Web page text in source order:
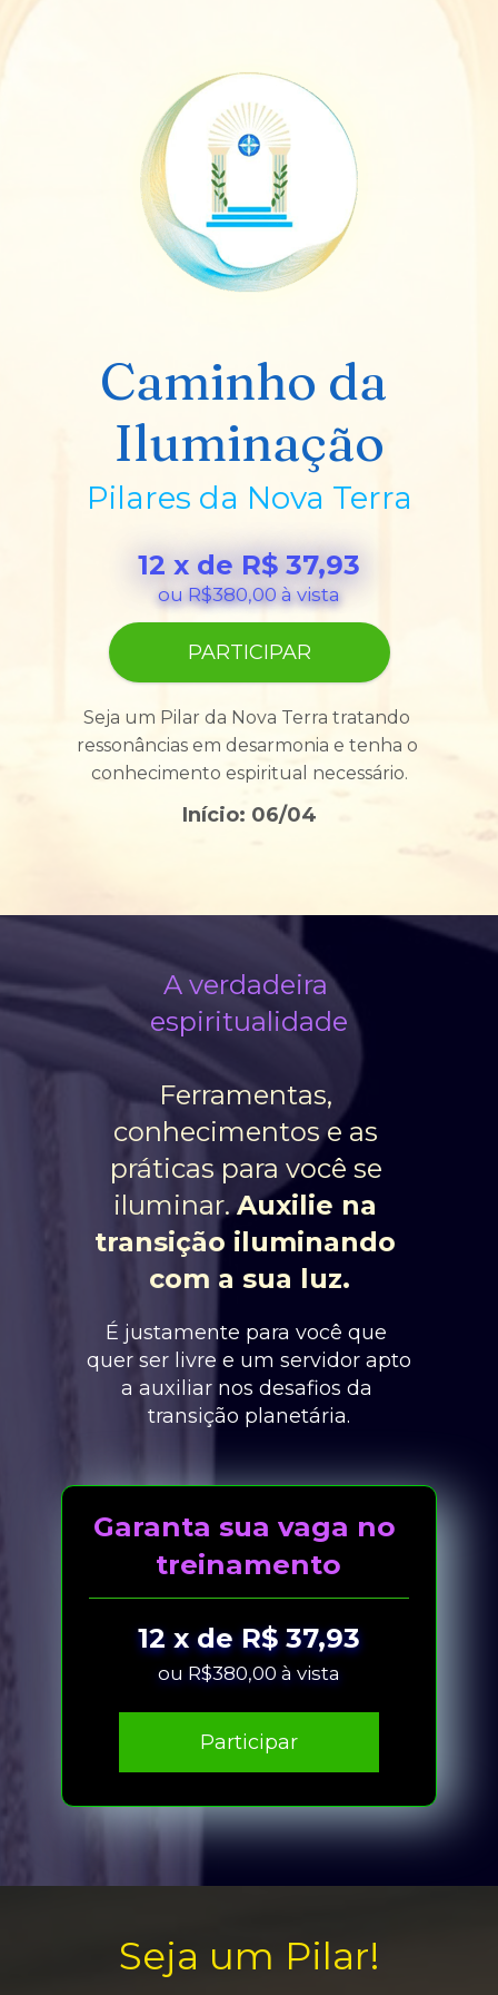
Caminho da
Iluminação
Pilares da Nova Terra
PARTICIPAR
Seja um Pilar da Nova Terra tratando
ressonâncias em desarmonia e tenha o
conhecimento espiritual necessário.
12 x de R$ 37,93
ou R$380,00 à vista
Início: 06/04
A verdadeira
espiritualidade
Ferramentas,
conhecimentos e as
práticas para você se
iluminar. Auxilie na
transição iluminando
com a sua luz.
É justamente para você que
quer ser livre e um servidor apto
a auxiliar nos desafios da
transição planetária.
Garanta sua vaga no
treinamento
Participar
12 x de R$ 37,93
ou R$380,00 à vista
Seja um Pilar!